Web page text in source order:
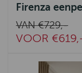
Firenza
VAN €729,-
VOOR